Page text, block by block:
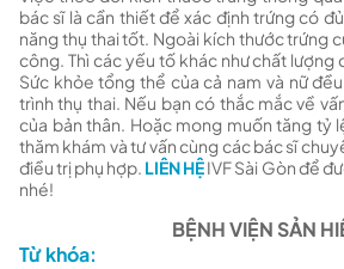
bác sĩ là cần thiết để xác định trứng có
năng thụ thai tốt. Ngoài kích thước trứng
công. Thì các yếu tố khác như chất lượng
Sức khỏe tổng thể của cả nam và nữ
trình thụ thai. Nếu bạn có thắc mắc về
của bản thân. Hoặc mong muốn tăng tỷ
thăm khám và tư vấn cùng các bác sĩ
điều trị phụ hợp. LIÊN HỆIVF Sài Gòn để
nhé!
BỆNH VIỆN SẢN
Từ khóa: